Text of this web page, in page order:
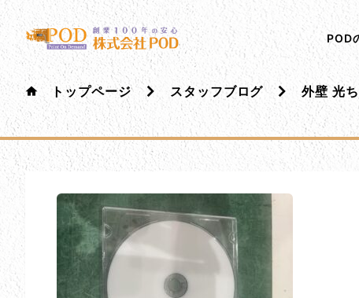
メインコンテンツにスキップ
株式会社ペイント・オン・デマンド
千葉の外壁塗装・屋根塗装なら創業100年の安心 ペイ
POD
トップページ スタッフブログ 外壁 光